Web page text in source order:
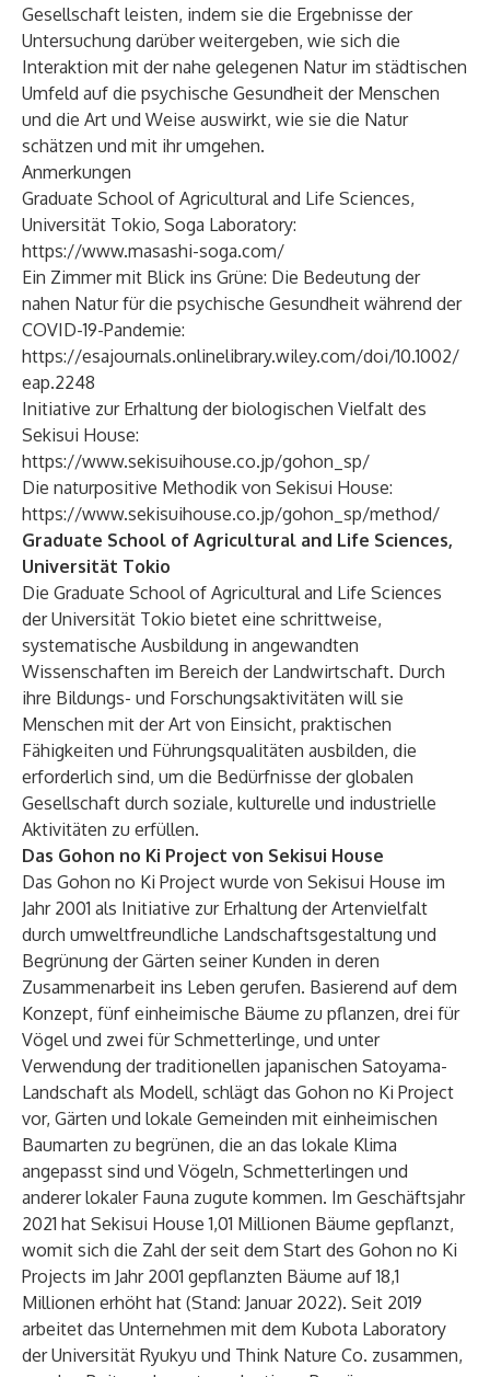
Gesellschaft leisten, indem sie die Ergebnisse der
Untersuchung darüber weitergeben, wie sich die
Interaktion mit der nahe gelegenen Natur im städtischen
Umfeld auf die psychische Gesundheit der Menschen
und die Art und Weise auswirkt, wie sie die Natur
schätzen und mit ihr umgehen.
Anmerkungen
Graduate School of Agricultural and Life Sciences,
Universität Tokio, Soga Laboratory:
https://www.masashi-soga.com/
Ein Zimmer mit Blick ins Grüne: Die Bedeutung der
nahen Natur für die psychische Gesundheit während der
COVID-19-Pandemie:
https://esajournals.onlinelibrary.wiley.com/doi/10.1002/
eap.2248
Initiative zur Erhaltung der biologischen Vielfalt des
Sekisui House:
https://www.sekisuihouse.co.jp/gohon_sp/
Die naturpositive Methodik von Sekisui House:
https://www.sekisuihouse.co.jp/gohon_sp/method/
Graduate School of Agricultural and Life Sciences,
Universität Tokio
Die Graduate School of Agricultural and Life Sciences
der Universität Tokio bietet eine schrittweise,
systematische Ausbildung in angewandten
Wissenschaften im Bereich der Landwirtschaft. Durch
ihre Bildungs- und Forschungsaktivitäten will sie
Menschen mit der Art von Einsicht, praktischen
Fähigkeiten und Führungsqualitäten ausbilden, die
erforderlich sind, um die Bedürfnisse der globalen
Gesellschaft durch soziale, kulturelle und industrielle
Aktivitäten zu erfüllen.
Das Gohon no Ki Project von Sekisui House
Das Gohon no Ki Project wurde von Sekisui House im
Jahr 2001 als Initiative zur Erhaltung der Artenvielfalt
durch umweltfreundliche Landschaftsgestaltung und
Begrünung der Gärten seiner Kunden in deren
Zusammenarbeit ins Leben gerufen. Basierend auf dem
Konzept, fünf einheimische Bäume zu pflanzen, drei für
Vögel und zwei für Schmetterlinge, und unter
Verwendung der traditionellen japanischen Satoyama-
Landschaft als Modell, schlägt das Gohon no Ki Project
vor, Gärten und lokale Gemeinden mit einheimischen
Baumarten zu begrünen, die an das lokale Klima
angepasst sind und Vögeln, Schmetterlingen und
anderer lokaler Fauna zugute kommen. Im Geschäftsjahr
2021 hat Sekisui House 1,01 Millionen Bäume gepflanzt,
womit sich die Zahl der seit dem Start des Gohon no Ki
Projects im Jahr 2001 gepflanzten Bäume auf 18,1
Millionen erhöht hat (Stand: Januar 2022). Seit 2019
arbeitet das Unternehmen mit dem Kubota Laboratory
der Universität Ryukyu und Think Nature Co. zusammen,